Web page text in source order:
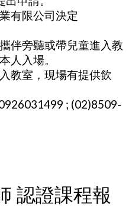
有限公司決定
伴旁聽或帶兒童進入教
人入場。
教室，現場有提供飲
; (02)8509-